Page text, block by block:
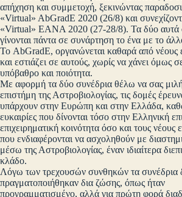
απήχηση και συμμετοχή, ξεκινώντας
«Virtual» AbGradE 2020 (26/8) και
«Virtual» EANA 2020 (27-28/8). Τα δύο αυτά
γίνονται πάντα σε συνάρτηση το ένα με το
Το AbGradE, οργανώνεται καθαρά από νέους
και εστιάζει σε αυτούς, χωρίς να χάνει όμως
υπόβαθρο και ποιότητα.
Με αφορμή τα δύο συνέδρια θέλω να σας
επιστήμη της Αστροβιολογίας, τις δομές
υπάρχουν στην Ευρώπη και στην Ελλάδα,
ευκαιρίες που δίνονται τόσο στην Ελληνική
επιχειρηματική κοινότητα όσο και τους νέους
που ενδιαφέρονται να ασχοληθούν με
μέσω της Αστροβιολογίας, έναν ιδιαίτερα
κλάδο.
Λόγω των τρεχουσών συνθηκών τα συνέδρια
πραγματοποιήθηκαν δια ζώσης, όπως ήταν
προγραμματισμένο, αλλά για πρώτη φορά